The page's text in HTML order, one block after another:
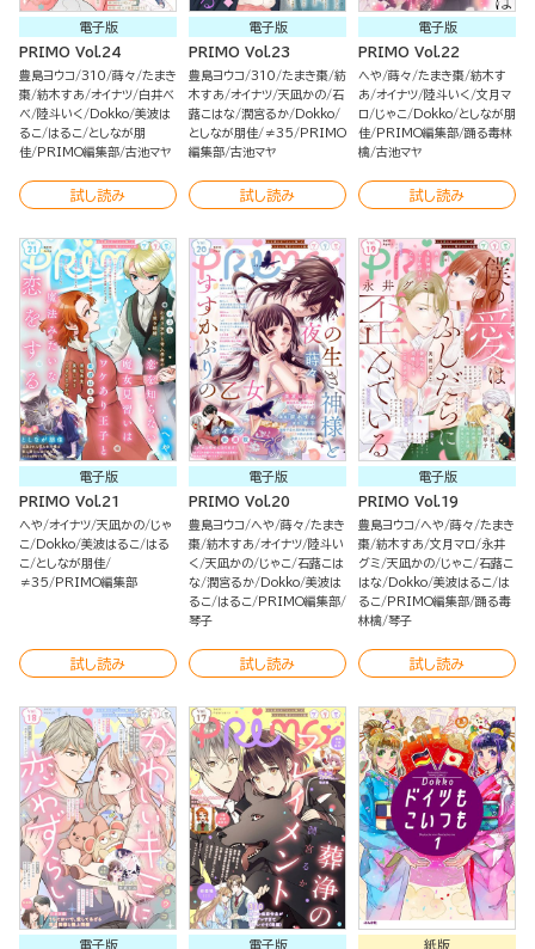
電子版
PRIMO Vol.24
豊島ヨウコ 310 蒔々 たまき
棗 紡木すあ オイナツ 白井べ
べ
陸斗いく Dokko 美波は
るこ
はるこ
としなが朋
佳
PRIMO編集部 古池マヤ
試し読み
電子版
PRIMO Vol.23
豊島ヨウコ 310 たまき棗 紡
木すあ オイナツ 天凪かの 石
蕗こはな 潤宮るか
Dokko
としなが朋佳
≠35
PRIMO
編集部 古池マヤ
試し読み
電子版
PRIMO Vol.22
へや 蒔々 たまき棗 紡木す
あ オイナツ 陸斗いく 文月マ
ロ
じゃこ Dokko としなが朋
佳
PRIMO編集部 踊る毒林
檎 古池マヤ
試し読み
電子版
PRIMO Vol.21
へや オイナツ 天凪かの じゃ
こ
Dokko 美波はるこ
はる
こ
としなが朋佳
≠35
PRIMO編集部
試し読み
電子版
PRIMO Vol.20
豊島ヨウコ へや 蒔々 たまき
棗 紡木すあ オイナツ 陸斗い
く 天凪かの じゃこ 石蕗こは
な 潤宮るか Dokko 美波は
るこ
はるこ
PRIMO編集部
琴子
試し読み
電子版
PRIMO Vol.19
豊島ヨウコ へや 蒔々 たまき
棗 紡木すあ 文月マロ
永井
グミ 天凪かの じゃこ 石蕗こ
はな
Dokko 美波はるこ
は
るこ
PRIMO編集部 踊る毒
林檎 琴子
試し読み
電子版
電子版
紙版